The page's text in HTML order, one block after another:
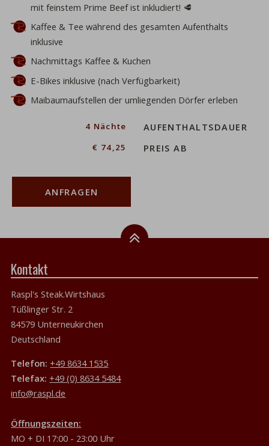
mit feinstem Prime Beef ist inkludiert! 🥩
Kaffee & Tee während des gesamten Aufenthalts
inklusive
Nachmittags Kaffee & Kuchen
E-Bikes inklusive (nach Verfügbarkeit)
Maibaumaufstellen der umliegenden Dörfer erleben
AUFENTHALTSDAUER
4 Nächte
PREIS AB
€ 74,25
ANFRAGEN
Kontakt
Raspl's Steak.Wirtshaus
Tüßlinger Str. 2
84579 Unterneukirchen
Deutschland
Telefon: +49 8634 1535
Telefax: +49 (0) 8634 5484
info@raspl.de
Öffnungszeiten:
MO + DI 17:00 - 23:00 Uhr